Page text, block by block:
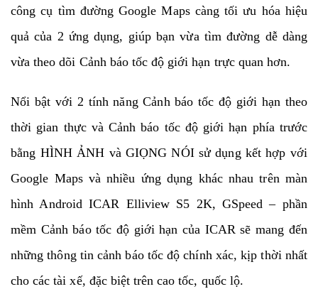
công cụ tìm đường Google Maps càng tối ưu hóa hiệu
quả của 2 ứng dụng, giúp bạn vừa tìm đường dễ dàng
vừa theo dõi Cảnh báo tốc độ giới hạn trực quan hơn.
Nổi bật với 2 tính năng Cảnh báo tốc độ giới hạn theo
thời gian thực và Cảnh báo tốc độ giới hạn phía trước
bằng HÌNH ẢNH và GIỌNG NÓI sử dụng kết hợp với
Google Maps và nhiều ứng dụng khác nhau trên màn
hình Android ICAR Elliview S5 2K, GSpeed – phần
mềm Cảnh báo tốc độ giới hạn của ICAR sẽ mang đến
những thông tin cảnh báo tốc độ chính xác, kịp thời nhất
cho các tài xế, đặc biệt trên cao tốc, quốc lộ.